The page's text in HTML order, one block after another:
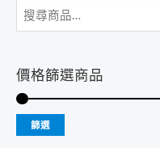
價格篩選商品
篩選